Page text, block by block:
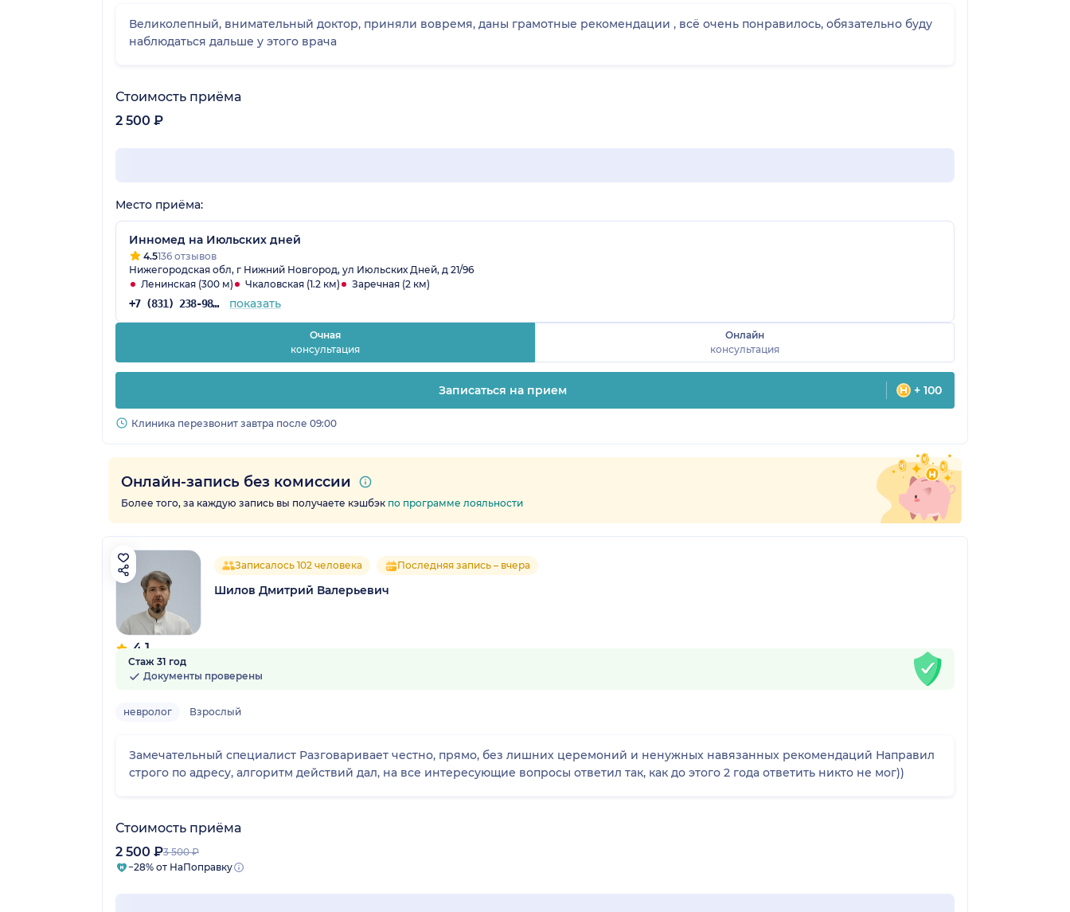
Великолепный, внимательный доктор, приняли вовремя, даны грамотные рекомендации , всё очень понравилось, обязательно буду
наблюдаться дальше у этого врача
Стоимость приёма
2 500 ₽
Место приёма:
Инномед на Июльских дней
4.5136 отзывов
Нижегородская обл, г Нижний Новгород, ул Июльских Дней, д 21/96
Ленинская (300 м)
Чкаловская (1.2 км) Заречная (2 км)
+7 (831) 238-98-86 показать
Очная
консультация
Онлайн
консультация
Записаться на прием + 100
Клиника перезвонит завтра после 09:00
Онлайн-запись без комиссии
Более того, за каждую запись вы получаете кэшбэк по программе лояльности
4.1
13 отзывов
Записалось 102 человека Последняя запись – вчера
Шилов Дмитрий Валерьевич
Стаж 31 год
Документы проверены
невролог Взрослый
Замечательный специалист Разговаривает честно, прямо, без лишних церемоний и ненужных навязанных рекомендаций Направил
строго по адресу, алгоритм действий дал, на все интересующие вопросы ответил так, как до этого 2 года ответить никто не мог))
Стоимость приёма
2 500 ₽3 500 ₽
−28% от НаПоправку